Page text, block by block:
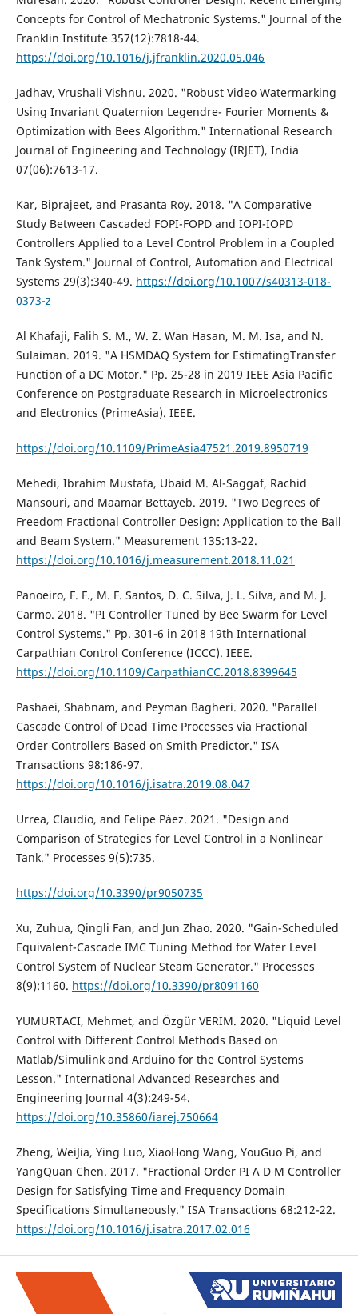
Concepts for Control of Mechatronic Systems." Journal of the
Franklin Institute 357(12):7818-44.
https://doi.org/10.1016/j.jfranklin.2020.05.046
Jadhav, Vrushali Vishnu. 2020. "Robust Video Watermarking
Using Invariant Quaternion Legendre- Fourier Moments &
Optimization with Bees Algorithm." International Research
Journal of Engineering and Technology (IRJET), India
07(06):7613-17.
Kar, Biprajeet, and Prasanta Roy. 2018. "A Comparative
Study Between Cascaded FOPI-FOPD and IOPI-IOPD
Controllers Applied to a Level Control Problem in a Coupled
Tank System." Journal of Control, Automation and Electrical
Systems 29(3):340-49. https://doi.org/10.1007/s40313-018-
0373-z
Al Khafaji, Falih S. M., W. Z. Wan Hasan, M. M. Isa, and N.
Sulaiman. 2019. "A HSMDAQ System for EstimatingTransfer
Function of a DC Motor." Pp. 25-28 in 2019 IEEE Asia Pacific
Conference on Postgraduate Research in Microelectronics
and Electronics (PrimeAsia). IEEE.
https://doi.org/10.1109/PrimeAsia47521.2019.8950719
Mehedi, Ibrahim Mustafa, Ubaid M. Al-Saggaf, Rachid
Mansouri, and Maamar Bettayeb. 2019. "Two Degrees of
Freedom Fractional Controller Design: Application to the Ball
and Beam System." Measurement 135:13-22.
https://doi.org/10.1016/j.measurement.2018.11.021
Panoeiro, F. F., M. F. Santos, D. C. Silva, J. L. Silva, and M. J.
Carmo. 2018. "PI Controller Tuned by Bee Swarm for Level
Control Systems." Pp. 301-6 in 2018 19th International
Carpathian Control Conference (ICCC). IEEE.
https://doi.org/10.1109/CarpathianCC.2018.8399645
Pashaei, Shabnam, and Peyman Bagheri. 2020. "Parallel
Cascade Control of Dead Time Processes via Fractional
Order Controllers Based on Smith Predictor." ISA
Transactions 98:186-97.
https://doi.org/10.1016/j.isatra.2019.08.047
Urrea, Claudio, and Felipe Páez. 2021. "Design and
Comparison of Strategies for Level Control in a Nonlinear
Tank." Processes 9(5):735.
https://doi.org/10.3390/pr9050735
Xu, Zuhua, Qingli Fan, and Jun Zhao. 2020. "Gain-Scheduled
Equivalent-Cascade IMC Tuning Method for Water Level
Control System of Nuclear Steam Generator." Processes
8(9):1160. https://doi.org/10.3390/pr8091160
YUMURTACI, Mehmet, and Özgür VERİM. 2020. "Liquid Level
Control with Different Control Methods Based on
Matlab/Simulink and Arduino for the Control Systems
Lesson." International Advanced Researches and
Engineering Journal 4(3):249-54.
https://doi.org/10.35860/iarej.750664
Zheng, WeiJia, Ying Luo, XiaoHong Wang, YouGuo Pi, and
YangQuan Chen. 2017. "Fractional Order PI Λ D Μ Controller
Design for Satisfying Time and Frequency Domain
Specifications Simultaneously." ISA Transactions 68:212-22.
https://doi.org/10.1016/j.isatra.2017.02.016